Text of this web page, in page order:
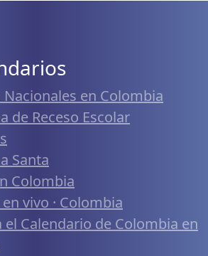
Nacionales en Colombia
de Receso Escolar
Santa
Colombia
vivo · Colombia
el Calendario de Colombia en